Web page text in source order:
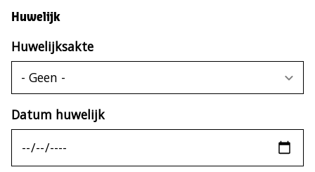
Huwelijk
Huwelijksakte
Datum huwelijk